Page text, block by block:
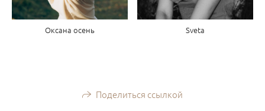
Оксана осень Sveta
Поделиться ссылкой